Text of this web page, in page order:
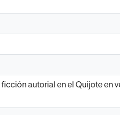
autorial en el Quijote en